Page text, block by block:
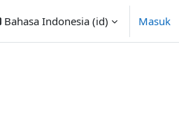
Bahasa Indonesia ‎(id)‎ Masuk